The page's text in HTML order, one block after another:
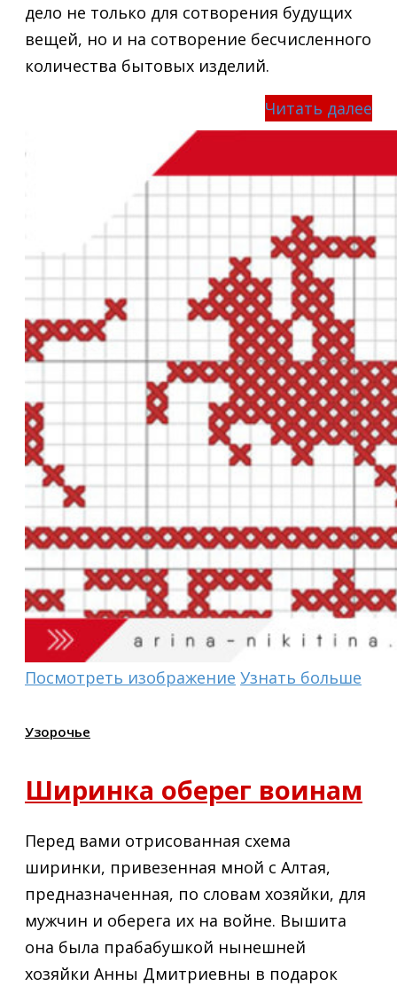
дело не только для сотворения будущих
вещей, но и на сотворение бесчисленного
количества бытовых изделий.
Читать далее
Посмотреть изображение Узнать больше
Узорочье
Ширинка оберег воинам
Перед вами отрисованная схема
ширинки, привезенная мной с Алтая,
предназначенная, по словам хозяйки, для
мужчин и оберега их на войне. Вышита
она была прабабушкой нынешней
хозяйки Анны Дмитриевны в подарок